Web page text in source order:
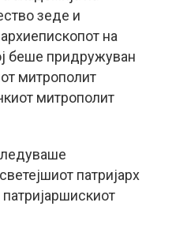
зеде и
на
беше придружуван
митрополит
митрополит
патријарх